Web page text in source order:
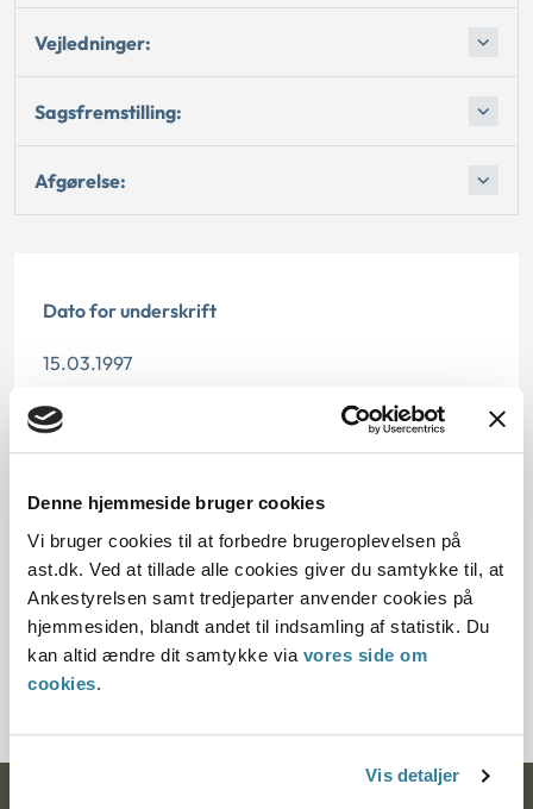
Denne hjemmeside bruger cookies
Vi bruger cookies til at forbedre brugeroplevelsen på
ast.dk. Ved at tillade alle cookies giver du samtykke til, at
Ankestyrelsen samt tredjeparter anvender cookies på
hjemmesiden, blandt andet til indsamling af statistik. Du
kan altid ændre dit samtykke via vores side om
cookies.
Vis detaljer
Vejledninger:
Sagsfremstilling:
Afgørelse:
Dato for underskrift
15.03.1997
Offentliggørelsesdato
Paragraf
§ 48 § 37 § 48
Journalnummer
21031-95